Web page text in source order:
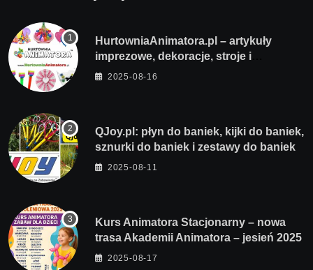
HurtowniaAnimatora.pl – artykuły
imprezowe, dekoracje, stroje i
akcesoria dla animatorów
2025-08-16
QJoy.pl: płyn do baniek, kijki do baniek,
sznurki do baniek i zestawy do baniek
2025-08-11
Kurs Animatora Stacjonarny – nowa
trasa Akademii Animatora – jesień 2025
2025-08-17